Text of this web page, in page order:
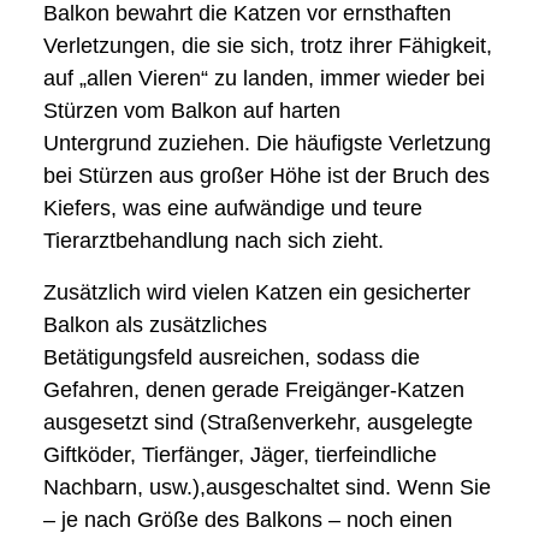
Balkon bewahrt die Katzen vor ernsthaften
Verletzungen, die sie sich, trotz ihrer Fähigkeit,
auf „allen Vieren“ zu landen, immer wieder bei
Stürzen vom Balkon auf harten
Untergrund zuziehen. Die häufigste Verletzung
bei Stürzen aus großer Höhe ist der Bruch des
Kiefers, was eine aufwändige und teure
Tierarztbehandlung nach sich zieht.
Zusätzlich wird vielen Katzen ein gesicherter
Balkon als zusätzliches
Betätigungsfeld ausreichen, sodass die
Gefahren, denen gerade Freigänger-Katzen
ausgesetzt sind (Straßenverkehr, ausgelegte
Giftköder, Tierfänger, Jäger, tierfeindliche
Nachbarn, usw.),ausgeschaltet sind. Wenn Sie
– je nach Größe des Balkons – noch einen